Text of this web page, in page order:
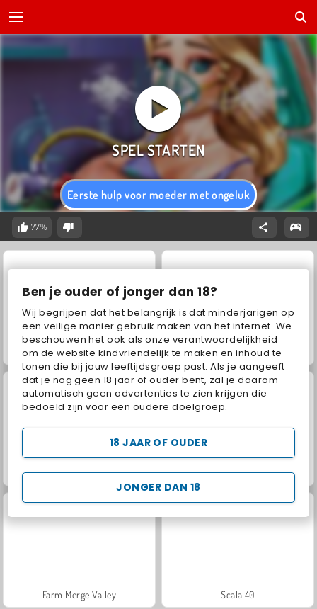
Ben je ouder of jonger dan 18?
Wij begrijpen dat het belangrijk is dat minderjarigen op
een veilige manier gebruik maken van het internet. We
beschouwen het ook als onze verantwoordelijkheid
om de website kindvriendelijk te maken en inhoud te
tonen die bij jouw leeftijdsgroep past. Als je aangeeft
dat je nog geen 18 jaar of ouder bent, zal je daarom
automatisch geen advertenties te zien krijgen die
bedoeld zijn voor een oudere doelgroep.
JONGER DAN 18
18 JAAR OF OUDER
Eerste hulp voor moeder met ongeluk
77%
Solitaire Social Juice Merge
Fashion Princess - Dress Up for Girls Royal Story
Farm Merge Valley Scala 40